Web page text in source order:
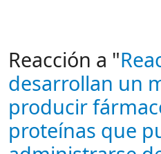
Reacción a "
desarrollan un
producir
proteínas que